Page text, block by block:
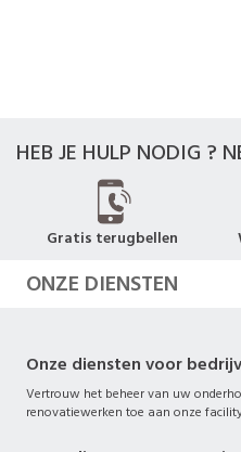
HEB JE HULP NODIG ?
Gratis terugbellen
ONZE DIENSTEN
Onze diensten voor
Vertrouw het beheer van uw
renovatiewerken toe aan onze